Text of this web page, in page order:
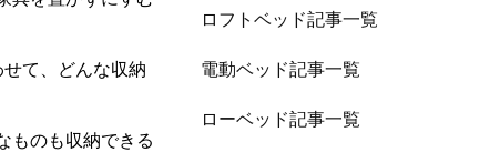
て、どんな収納
ものも収納できる
ロフトベッド記事一覧
電動ベッド記事一覧
ローベッド記事一覧